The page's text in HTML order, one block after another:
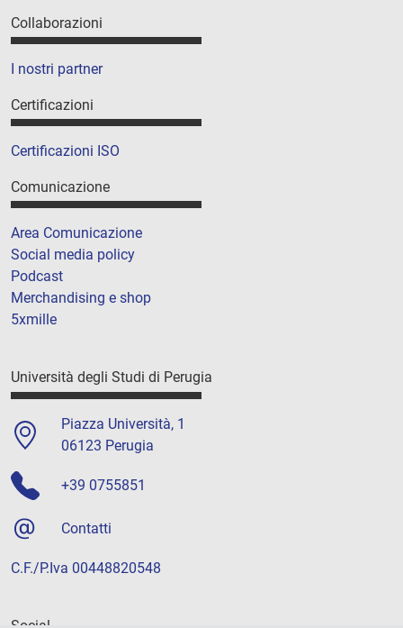
Collaborazioni
I nostri partner
Certificazioni
Certificazioni ISO
Comunicazione
Area Comunicazione
Social media policy
Podcast
Merchandising e shop
5xmille
Università degli Studi di Perugia
Piazza Università, 1
06123 Perugia
+39 0755851
Contatti
C.F./P.Iva 00448820548